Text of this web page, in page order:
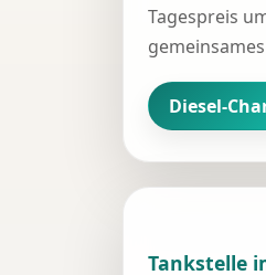
Tagespreis
Diesel-
Tankstelle